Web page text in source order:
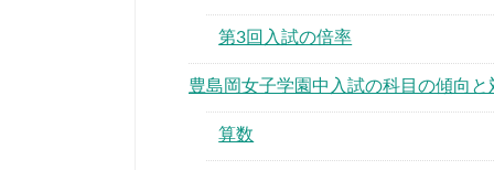
第3回入試の倍率
豊島岡女子学園中入試の科目の傾向と
算数